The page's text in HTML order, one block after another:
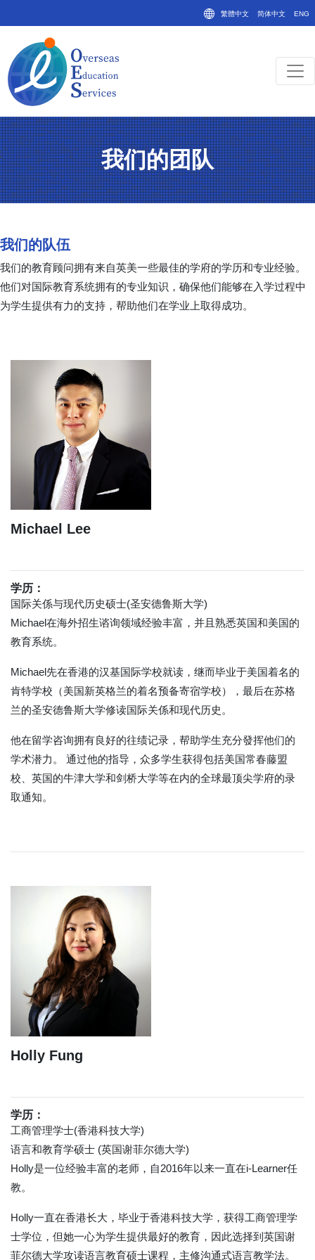
繁體中文 简体中文 ENG
我们的团队
我们的队伍
我们的教育顾问拥有来自英美一些最佳的学府的学历和专业经验。
他们对国际教育系统拥有的专业知识，确保他们能够在入学过程中
为学生提供有力的支持，帮助他们在学业上取得成功。
Michael Lee
学历：
国际关係与现代历史硕士(圣安德鲁斯大学)
Michael在海外招生谘询领域经验丰富，并且熟悉英国和美国的
教育系统。
Michael先在香港的汉基国际学校就读，继而毕业于美国着名的
肯特学校（美国新英格兰的着名预备寄宿学校），最后在苏格
兰的圣安德鲁斯大学修读国际关係和现代历史。
他在留学咨询拥有良好的往绩记录，帮助学生充分發挥他们的
学术潜力。 通过他的指导，众多学生获得包括美国常春藤盟
校、英国的牛津大学和剑桥大学等在内的全球最顶尖学府的录
取通知。
Holly Fung
学历：
工商管理学士(香港科技大学)
语言和教育学硕士 (英国谢菲尔德大学)
Holly是一位经验丰富的老师，自2016年以来一直在i-Learner任
教。
Holly一直在香港长大，毕业于香港科技大学，获得工商管理学
士学位，但她一心为学生提供最好的教育，因此选择到英国谢
菲尔德大学攻读语言教育硕士课程，主修沟通式语言教学法。